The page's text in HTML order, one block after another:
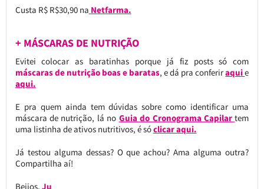
Custa R$ R$30,90 na Netfarma.
+ MÁSCARAS DE NUTRIÇÃO
Evitei colocar as baratinhas porque já fiz posts só com
máscaras de nutrição boas e baratas, e dá pra conferiraquie
aqui.
E pra quem ainda tem dúvidas sobre como identificar uma
máscara de nutrição, lá no Guia do Cronograma Capilar tem
uma listinha de ativos nutritivos, é sóclicar aqui.
Já testou alguma dessas? O que achou? Ama alguma outra?
Compartilha aí!
Beijos, Ju